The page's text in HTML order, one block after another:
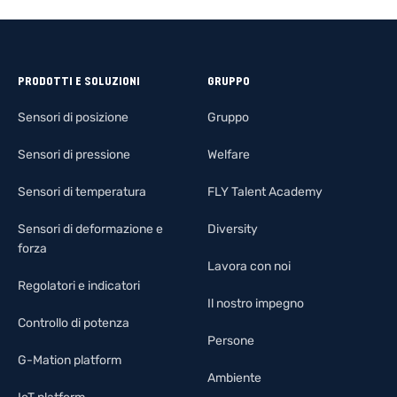
PRODOTTI E SOLUZIONI
Sensori di posizione
Sensori di pressione
Sensori di temperatura
Sensori di deformazione e
forza
Regolatori e indicatori
Controllo di potenza
G-Mation platform
GRUPPO
Gruppo
Welfare
FLY Talent Academy
Diversity
Lavora con noi
Il nostro impegno
Persone
Ambiente